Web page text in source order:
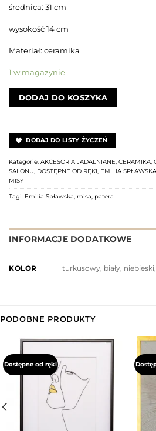
średnica: 31 cm
wysokość 14 cm
Materiał: ceramika
1 w magazynie
DODAJ DO KOSZYKA
DODAJ DO LISTY ŻYCZEŃ
Kategorie: AKCESORIA JADALNIANE, CERAMIKA,
SALONU, DOSTĘPNE OD RĘKI, EMILIA SPŁAWSKA
MISY
Tagi: Emilia Spławska, misa, patera
INFORMACJE DODATKOWE
KOLOR turkusowy, biały,
PODOBNE PRODUKTY
Dostępne od ręki